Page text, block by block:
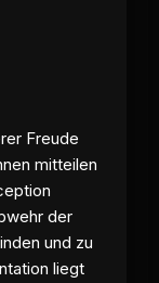
Freude
mitteilen
der
und zu
liegt